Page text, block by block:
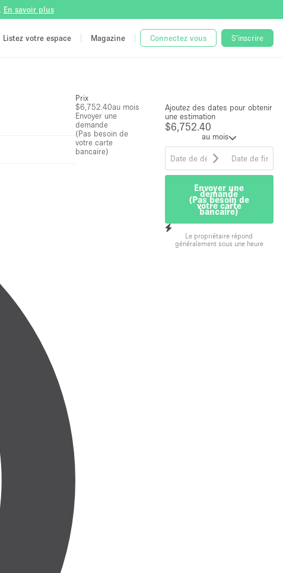
En savoir plus
Listez votre espace Magazine Connectez vous S'inscrire
Ajoutez des dates pour obtenir
une estimation
$6,752.40
au mois
Envoyer une
demande
(Pas besoin de
votre carte
bancaire)
Le propriétaire répond
généralement sous une heure
Prix
$6,752.40au mois
Envoyer une
demande
(Pas besoin de
votre carte
bancaire)